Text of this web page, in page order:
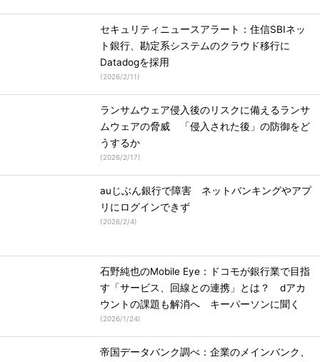
セキュリティニュースアラート：住信SBIネッ
ト銀行、勘定系システムのクラウド移行に
Datadogを採用
(2026/2/11)
ランサムウェア侵入後のリスクに備えるランサ
ムウェアの脅威 「侵入された後」の防御をど
うするか
(2026/2/17)
auじぶん銀行で障害 ネットバンキングやアプ
リにログインできず
(2026/2/4)
石野純也のMobile Eye：ドコモが銀行業で目指
す「サービス、回線との連携」とは？ dアカ
ウントの課題も解消へ キーパーソンに聞く
(2026/1/24)
帝国データバンク調べ：企業のメインバンク、